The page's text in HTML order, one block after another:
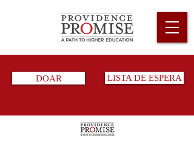
DOAR LISTA DE ESPERA